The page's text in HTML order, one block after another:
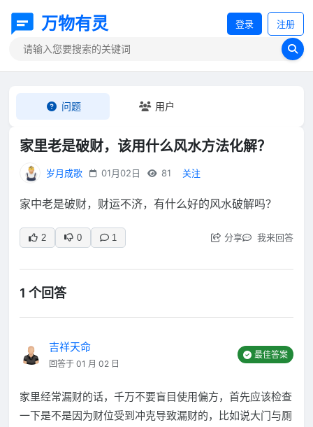
万物有灵 登录 注册
问题 用户
家里老是破财，该用什么风水方法化解？
岁月成歌 01月02日 81 关注
家中老是破财，财运不济，有什么好的风水破解吗？
2 0 1 分享 我来回答
1 个回答
吉祥天命
回答于 01 月 02 日
最佳答案
家里经常漏财的话，千万不要盲目使用偏方，首先应该检查
一下是不是因为财位受到冲克导致漏财的，比如说大门与厕